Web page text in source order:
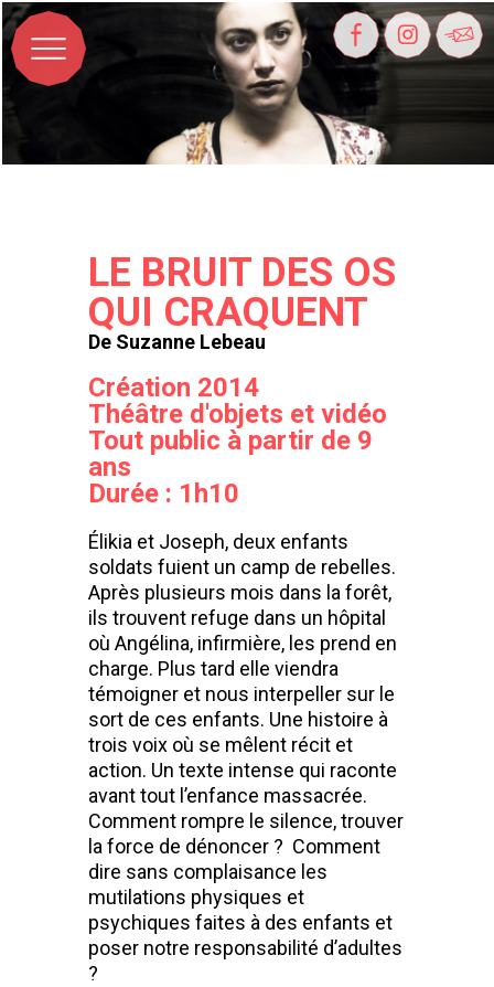
LE BRUIT DES OS
QUI CRAQUENT
De Suzanne Lebeau
Création 2014
Théâtre d'objets et vidéo
Tout public à partir de 9
ans
Durée : 1h10
Élikia et Joseph, deux enfants
soldats fuient un camp de rebelles.
Après plusieurs mois dans la forêt,
ils trouvent refuge dans un hôpital
où Angélina, infirmière, les prend en
charge. Plus tard elle viendra
témoigner et nous interpeller sur le
sort de ces enfants. Une histoire à
trois voix où se mêlent récit et
action. Un texte intense qui raconte
avant tout l’enfance massacrée.
Comment rompre le silence, trouver
la force de dénoncer ? Comment
dire sans complaisance les
mutilations physiques et
psychiques faites à des enfants et
poser notre responsabilité d’adultes
?